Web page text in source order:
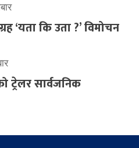
‘यता कि उता ?’ विमोचन
ट्रेलर सार्वजनिक